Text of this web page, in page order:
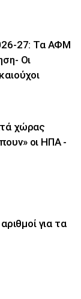
27: Τα ΑΦΜ
Οι
χώρας
οι ΗΠΑ -
για τα